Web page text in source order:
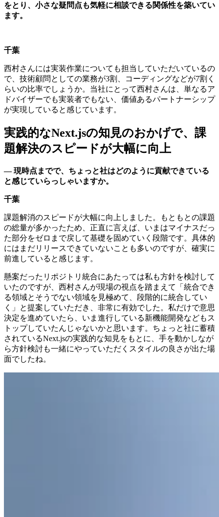
をとり、小さな疑問点も気軽に相談できる関係性を築いてい
ます。
千葉
西村さんには実装作業についても担当していただいているの
で、技術顧問としての業務が3割、コーディングなどが7割く
らいの比率でしょうか。当社にとって西村さんは、単なるア
ドバイザーでも実装者でもない、価値あるパートナーシップ
が実現していると感じています。
実践的なNext.jsの知見のおかげで、課
題解決のスピードが大幅に向上
— 現時点までで、ちょっと社はどのように貢献できている
と感じていらっしゃいますか。
千葉
課題解消のスピードが大幅に向上しました。もともとの課題
の総量が多かったため、正直に言えば、いまはマイナスだっ
た部分をゼロまで戻して基礎を固めていく段階です。具体的
にはまだリリースできていないことも多いのですが、確実に
前進していると感じます。
懸案だったリポジトリ統合にあたっては私も方針を検討して
いたのですが、西村さんが現場の視点を踏まえて「統合でき
る領域とそうでない領域を見極めて、段階的に統合してい
く」と提案していただき、非常に有効でした。私だけで意思
決定を進めていたら、いま進行している新機能開発などもス
トップしていたんじゃないかと思います。ちょっと社に蓄積
されているNext.jsの実践的な知見をもとに、手を動かしなが
ら方針検討も一緒にやっていただくスタイルの良さが出た場
面でしたね。